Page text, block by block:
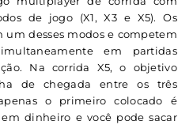
de jogo (X1, X3 e X5). Os
um desses modos e competem
em partidas
Na corrida X5, o objetivo
de chegada entre os três
o primeiro colocado é
dinheiro e você pode sacar